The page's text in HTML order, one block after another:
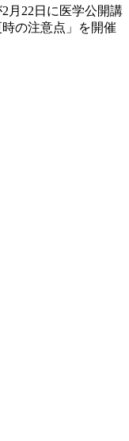
月22日に医学公開講
の注意点」を開催